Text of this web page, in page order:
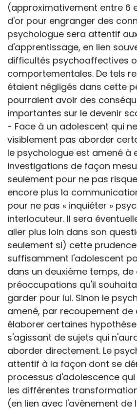
(approximativement entre 6
d'or pour engranger des
psychologue sera attentif
d'apprentissage, en lien
difficultés psychoaffectives
comportementales. De tels
étaient négligés dans cette
pourraient avoir des
importantes sur le devenir
- Face à un adolescent qui
visiblement pas aborder
le psychologue est amené à
investigations de façon
seulement pour ne pas
encore plus la
pour ne pas « inquiéter »
interlocuteur. Il sera
aller plus loin dans son
seulement si) cette
suffisamment l'adolescent
dans un deuxième temps, de
préoccupations qu'il
garder pour lui. Sinon le
amené, par recoupement de
élaborer certaines
s'agissant de sujets qui
aborder directement. Le
attentif à la façon dont se
processus d'adolescence
les différentes
(en lien avec l'avènement